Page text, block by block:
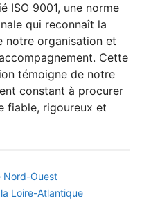
ISO 9001, une norme
qui reconnaît la
notre organisation et
Cette
témoigne de notre
constant à procurer
fiable, rigoureux et
Nord-Ouest
Loire-Atlantique